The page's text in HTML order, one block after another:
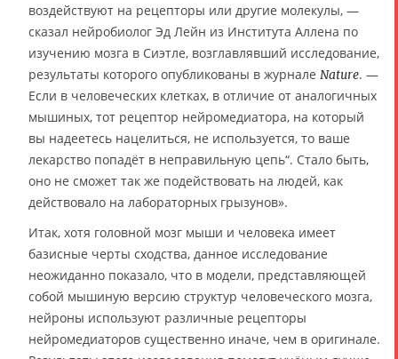
воздействуют на рецепторы или другие молекулы, —
сказал нейробиолог Эд Лейн из Института Аллена по
изучению мозга в Сиэтле, возглавлявший исследование,
результаты которого опубликованы в журнале Nature. —
Если в человеческих клетках, в отличие от аналогичных
мышиных, тот рецептор нейромедиатора, на который
вы надеетесь нацелиться, не используется, то ваше
лекарство попадёт в неправильную цепь“. Стало быть,
оно не сможет так же подействовать на людей, как
действовало на лабораторных грызунов».
Итак, хотя головной мозг мыши и человека имеет
базисные черты сходства, данное исследование
неожиданно показало, что в модели, представляющей
собой мышиную версию структур человеческого мозга,
нейроны используют различные рецепторы
нейромедиаторов существенно иначе, чем в оригинале.